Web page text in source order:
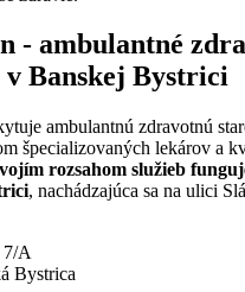
- ambulantné
Banskej Bystrici
ambulantnú zdravotnú
špecializovaných lekárov a
rozsahom služieb
, nachádzajúca sa na ulici
7/A
Bystrica